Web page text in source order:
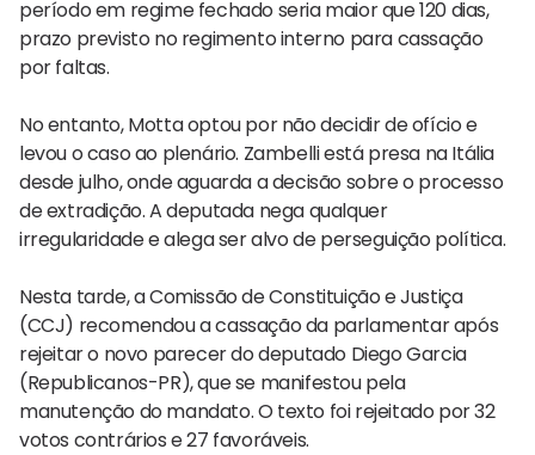
período em regime fechado seria maior que 120 dias,
prazo previsto no regimento interno para cassação
por faltas.
No entanto, Motta optou por não decidir de ofício e
levou o caso ao plenário. Zambelli está presa na Itália
desde julho, onde aguarda a decisão sobre o processo
de extradição. A deputada nega qualquer
irregularidade e alega ser alvo de perseguição política.
Nesta tarde, a Comissão de Constituição e Justiça
(CCJ) recomendou a cassação da parlamentar após
rejeitar o novo parecer do deputado Diego Garcia
(Republicanos-PR), que se manifestou pela
manutenção do mandato. O texto foi rejeitado por 32
votos contrários e 27 favoráveis.